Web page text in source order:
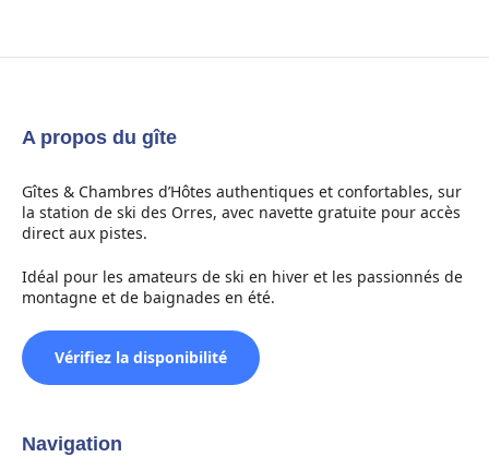
A propos du gîte
Gîtes & Chambres d’Hôtes authentiques et confortables, sur
la station de ski des Orres, avec navette gratuite pour accès
direct aux pistes.
Idéal pour les amateurs de ski en hiver et les passionnés de
montagne et de baignades en été.
Vérifiez la disponibilité
Navigation